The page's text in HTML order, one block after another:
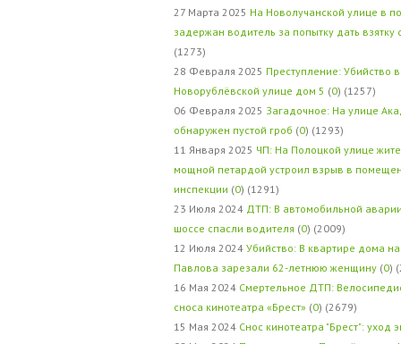
27 Марта 2025 На Новолучанской улице в
задержан водитель за попытку дать
(1273)
28 Февраля 2025 Преступление: Убийство
Новорублёвской улице дом 5 (0) (1257)
06 Февраля 2025 Загадочное: На улице
обнаружен пустой гроб (0) (1293)
11 Января 2025 ЧП: На Полоцкой улице
мощной петардой устроил взрыв в
инспекции (0) (1291)
23 Июля 2024 ДТП: В автомобильной
шоссе спасли водителя (0) (2009)
12 Июля 2024 Убийство: В квартире дома
Павлова зарезали 62-летнюю женщину (0)
16 Мая 2024 Смертельное ДТП:
сноса кинотеатра «Брест» (0) (2679)
15 Мая 2024 Снос кинотеатра "Брест": уход